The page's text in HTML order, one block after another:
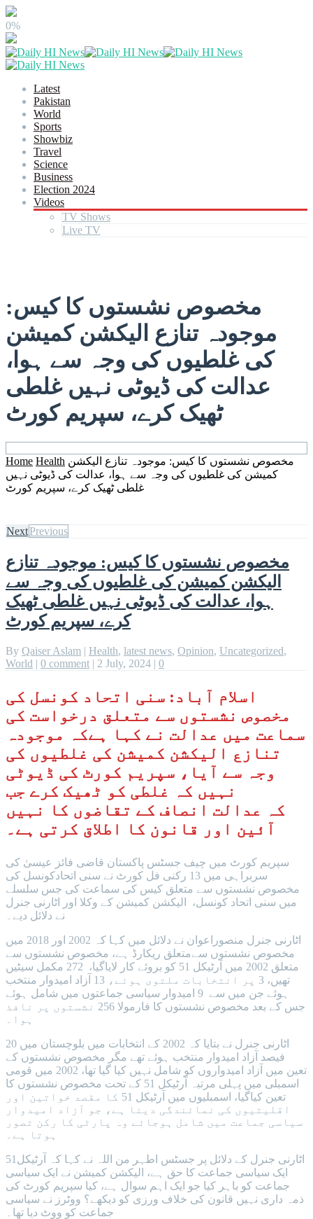
0%
Latest
Pakistan
World
Sports
Showbiz
Travel
Science
Business
Election 2024
Videos
TV Shows
Live TV
مخصوص نشستوں کا کیس:
موجودہ تنازع الیکشن کمیشن
کی غلطیوں کی وجہ سے ہوا،
عدالت کی ڈیوٹی نہیں غلطی
ٹھیک کرے، سپریم کورٹ
Home Health مخصوص نشستوں کا کیس: موجودہ تنازع الیکشن
کمیشن کی غلطیوں کی وجہ سے ہوا، عدالت کی ڈیوٹی نہیں
غلطی ٹھیک کرے، سپریم کورٹ
NextPrevious
مخصوص نشستوں کا کیس: موجودہ تنازع
الیکشن کمیشن کی غلطیوں کی وجہ سے
ہوا، عدالت کی ڈیوٹی نہیں غلطی ٹھیک
کرے، سپریم کورٹ
By Qaiser Aslam | Health, latest news, Opinion, Uncategorized,
World | 0 comment | 2 July, 2024 | 0
اسلام آباد: سنی اتحاد کونسل کی
مخصوص نشستوں سے متعلق درخواست کی
سماعت میں عدالت نے کہا ہےکہ موجودہ
تنازع الیکشن کمیشن کی غلطیوں کی
وجہ سے آیا، سپریم کورٹ کی ڈیوٹی
نہیں کہ غلطی کو ٹھیک کرے جب
کہ عدالت انصاف کے تقاضوں کا نہیں
آئین اور قانون کا اطلاق کرتی ہے۔
سپریم کورٹ میں چیف جسٹس پاکستان قاضی فائز عیسیٰ کی
سربراہی میں 13 رکنی فل کورٹ نے سنی اتحادکونسل کی
مخصوص نشستوں سے متعلق کیس کی سماعت کی جس سلسلے
میں سنی اتحاد کونسل، الیکشن کمیشن کے وکلا اور اٹارنی جنرل
نے دلائل دیے۔
اٹارنی جنرل منصوراعوان نے دلائل میں کہا کہ 2002 اور 2018 میں
مخصوص نشستوں سےمتعلق ریکارڈ ہے، مخصوص نشستوں سے
متعلق 2002 میں آرٹیکل 51 کو بروئے کار لایاگیا، 272 مکمل سیٹیں
تھیں، 3 پر انتخابات ملتوی ہوئے، 13 آزاد امیدوار منتخب
ہوئے جن میں سے 9 امیدوار سیاسی جماعتوں میں شامل ہوئے
جس کے بعد مخصوص نشستوں کا فارمولا 256 نشستوں پر نافذ
ہوا۔
اٹارنی جنرل نے بتایا کہ 2002 کے انتخابات میں بلوچستان میں 20
فیصد آزاد امیدوار منتخب ہوئے تھے مگر مخصوص نشستوں کے
تعین میں آزاد امیدواروں کو شامل نہیں کیا گیا تھا، 2002 میں قومی
اسمبلی میں پہلی مرتبہ آرٹیکل 51 کے تحت مخصوص نشستوں کا
تعین کیاگیا، اسمبلیوں میں آرٹیکل 51 کا مقصد خواتین اور
اقلیتیوں کی نمائندگی دینا ہے، جو آزاد امیدوار
سیاسی جماعت میں شامل ہوجائے وہ پارٹی کا رکن تصور
ہوتا ہے۔
اٹارنی جنرل کے دلائل پر جسٹس اطہر من اللہ نے کہا کہ آرٹیکل51
ایک سیاسی جماعت کا حق ہے، الیکشن کمیشن نے ایک سیاسی
جماعت کو باہر کیا جو ایک اہم سوال ہے، کیا سپریم کورٹ کی
ذمہ داری نہیں قانون کی خلاف ورزی کو دیکھے؟ ووٹرز نے سیاسی
جماعت کو ووٹ دیا تھا۔